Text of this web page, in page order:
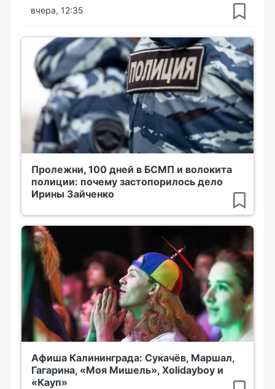
вчера, 12:35
Пролежни, 100 дней в БСМП и волокита
полиции: почему застопорилось дело
Ирины Зайченко
Афиша Калининграда: Сукачёв, Маршал,
Гагарина, «Моя Мишель», Xolidayboy и
«Кауп»